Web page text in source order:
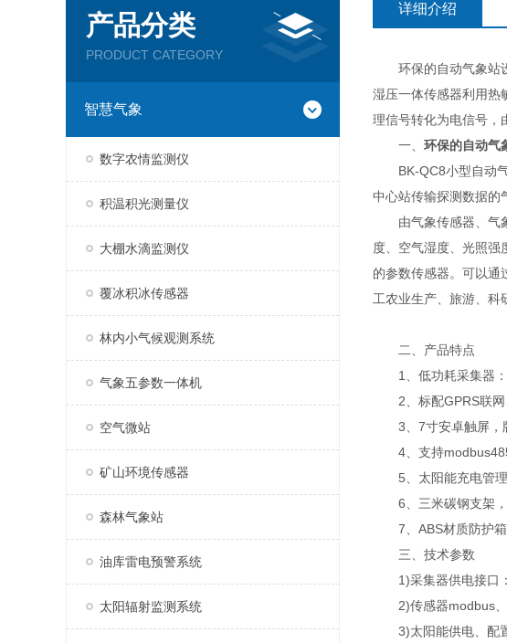
产品分类
PRODUCT CATEGORY
智慧气象
数字农情监测仪
积温积光测量仪
大棚水滴监测仪
覆冰积冰传感器
林内小气候观测系统
气象五参数一体机
空气微站
矿山环境传感器
森林气象站
油库雷电预警系统
太阳辐射监测系统
详细介绍
环保的自动气象站设
湿压一体传感器利用热
理信号转化为电信号，
一、 环保的自动气
BK-QC8小型自动气
中心站传输探测数据的
由气象传感器、气象
度、空气湿度、光照强
的参数传感器。可以通
工农业生产、旅游、科
二、产品特点
1、低功耗采集器：
2、标配GPRS联网
3、7寸安卓触屏，
4、支持
5、太阳能充电管理
6、三米碳钢支架，
7、ABS材质防护箱
三、技术参数
1)采集器供电接口：
2)传感器modbus、
3)太阳能供电、配置